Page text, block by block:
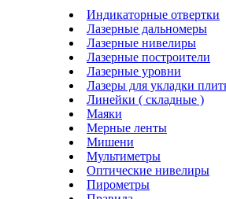
Индикаторные отвертки
Лазерные дальномеры
Лазерные нивелиры
Лазерные построители
Лазерные уровни
Лазеры для укладки
Линейки ( складные )
Маяки
Мерные ленты
Мишени
Мультиметры
Оптические нивелиры
Пирометры